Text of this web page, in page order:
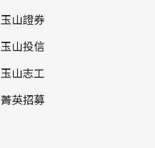
玉山證券
玉山投信
玉山志工
菁英招募